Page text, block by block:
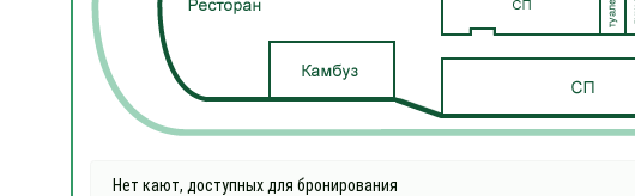
Нет кают, доступных для бронирования